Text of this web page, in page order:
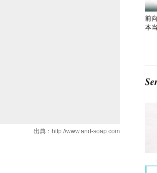
出典： http://www.and-soap.com
前
本